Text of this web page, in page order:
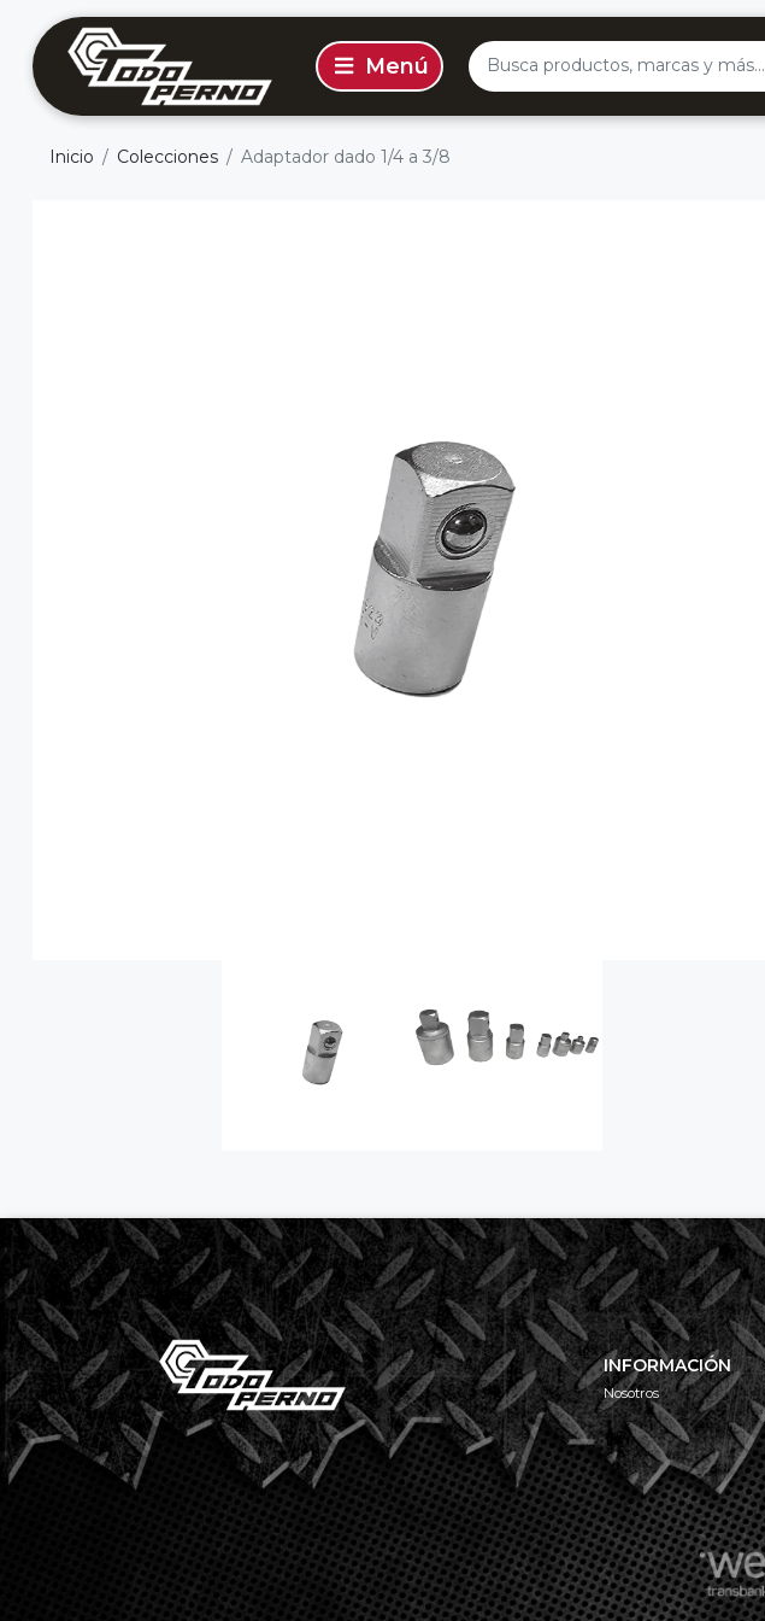
Inicio Colecciones Adaptador dado 1/4 a 3/8
INFORMACIÓN
Nosotros